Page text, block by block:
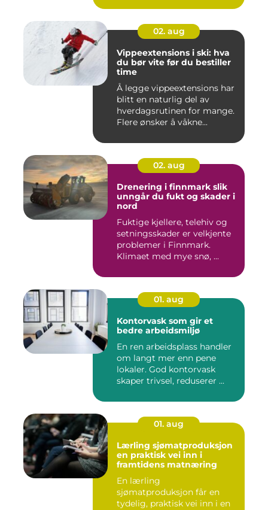
02. aug
Vippeextensions i ski: hva
du bør vite før du bestiller
time
Å legge vippeextensions har
blitt en naturlig del av
hverdagsrutinen for mange.
Flere ønsker å våkne...
02. aug
Drenering i finnmark slik
unngår du fukt og skader i
nord
Fuktige kjellere, telehiv og
setningsskader er velkjente
problemer i Finnmark.
Klimaet med mye snø, ...
01. aug
Kontorvask som gir et
bedre arbeidsmiljø
En ren arbeidsplass handler
om langt mer enn pene
lokaler. God kontorvask
skaper trivsel, reduserer ...
01. aug
Lærling sjømatproduksjon
en praktisk vei inn i
framtidens matnæring
En lærling
sjømatproduksjon får en
tydelig, praktisk vei inn i en